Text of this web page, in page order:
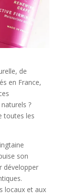
de
en France,
?
toutes les
son
développer
locaux et aux